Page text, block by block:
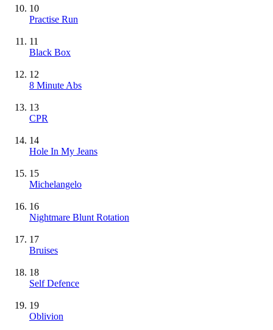
10
Practise Run
11
Black Box
12
8 Minute Abs
13
CPR
14
Hole In My Jeans
15
Michelangelo
16
Nightmare Blunt Rotation
17
Bruises
18
Self Defence
19
Oblivion